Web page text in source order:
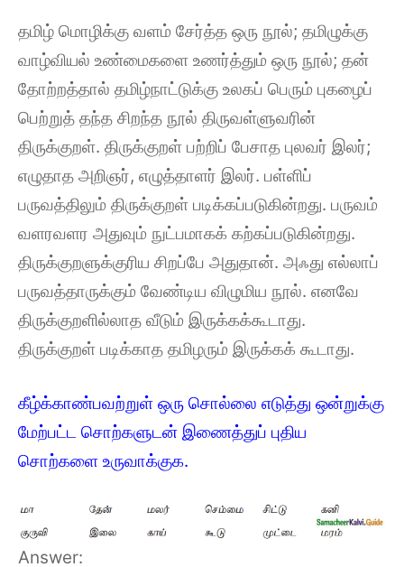
தமிழ் மொழிக்கு வளம் சேர்த்த ஒரு நூல்; தமிழுக்கு
வாழ்வியல் உண்மைகளை உணர்த்தும் ஒரு நூல்; தன்
தோற்றத்தால் தமிழ்நாட்டுக்கு உலகப் பெரும் புகழைப்
பெற்றுத் தந்த சிறந்த நூல் திருவள்ளுவரின்
திருக்குறள். திருக்குறள் பற்றிப் பேசாத புலவர் இலர்;
எழுதாத அறிஞர், எழுத்தாளர் இலர். பள்ளிப்
பருவத்திலும் திருக்குறள் படிக்கப்படுகின்றது. பருவம்
வளரவளர அதுவும் நுட்பமாகக் கற்கப்படுகின்றது.
திருக்குறளுக்குரிய சிறப்பே அதுதான். அஃது எல்லாப்
பருவத்தாருக்கும் வேண்டிய விழுமிய நூல். எனவே
திருக்குறளில்லாத வீடும் இருக்கக்கூடாது.
திருக்குறள் படிக்காத தமிழரும் இருக்கக் கூடாது.
கீழ்க்காண்பவற்றுள் ஒரு சொல்லை எடுத்து ஒன்றுக்கு
மேற்பட்ட சொற்களுடன் இணைத்துப் புதிய
சொற்களை உருவாக்குக.
Answer: